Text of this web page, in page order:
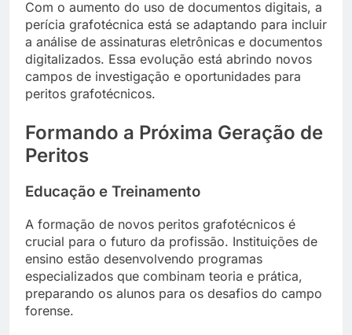
Com o aumento do uso de documentos digitais, a
perícia grafotécnica está se adaptando para incluir
a análise de assinaturas eletrônicas e documentos
digitalizados. Essa evolução está abrindo novos
campos de investigação e oportunidades para
peritos grafotécnicos.
Formando a Próxima Geração de
Peritos
Educação e Treinamento
A formação de novos peritos grafotécnicos é
crucial para o futuro da profissão. Instituições de
ensino estão desenvolvendo programas
especializados que combinam teoria e prática,
preparando os alunos para os desafios do campo
forense.